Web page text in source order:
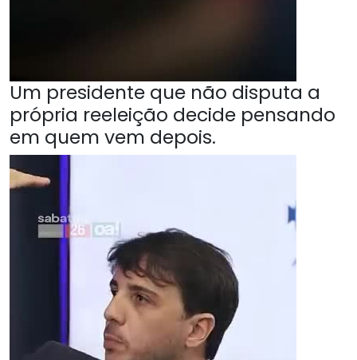
Um presidente que não disputa a
própria reeleição decide pensando
em quem vem depois.